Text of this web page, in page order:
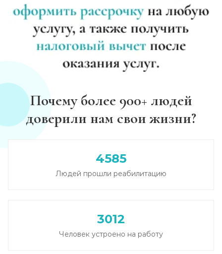
Почему более 900+ людей
доверили нам свои жизни?
4585
Людей прошли реабилитацию
3012
Человек устроено на работу